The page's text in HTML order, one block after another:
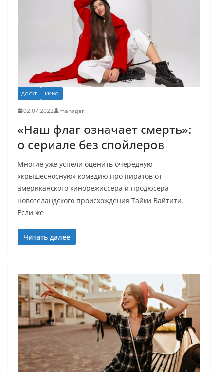
ДОСУГ КИНО
02.07.2022 manager
«Наш флаг означает смерть»:
о сериале без спойлеров
Многие уже успели оценить очередную
«крышесносную» комедию про пиратов от
американского кинорежиссёра и продюсера
новозеландского происхождения Тайки Вайтити.
Если же
Читать далее